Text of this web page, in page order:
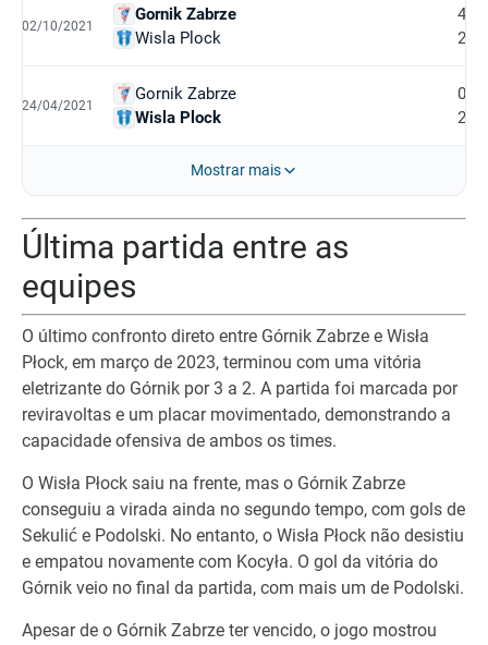
02/10/2021
Gornik Zabrze
Wisla Plock
4
2
24/04/2021
Gornik Zabrze
Wisla Plock
0
2
Mostrar mais
Última partida entre as
equipes
O último confronto direto entre Górnik Zabrze e Wisła
Płock, em março de 2023, terminou com uma vitória
eletrizante do Górnik por 3 a 2. A partida foi marcada por
reviravoltas e um placar movimentado, demonstrando a
capacidade ofensiva de ambos os times.
O Wisła Płock saiu na frente, mas o Górnik Zabrze
conseguiu a virada ainda no segundo tempo, com gols de
Sekulić e Podolski. No entanto, o Wisła Płock não desistiu
e empatou novamente com Kocyła. O gol da vitória do
Górnik veio no final da partida, com mais um de Podolski.
Apesar de o Górnik Zabrze ter vencido, o jogo mostrou